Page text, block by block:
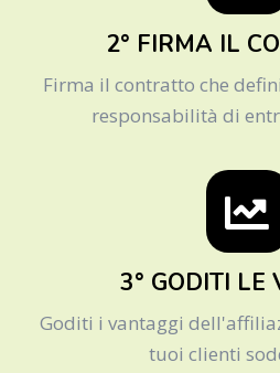
2° FIRMA IL
Firma il contratto che
responsabilità di
3° GODITI LE
Goditi i vantaggi
tuoi clienti